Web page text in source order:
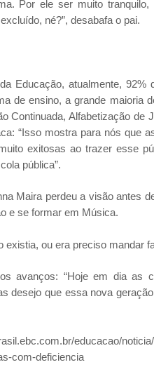
Por ele ser muito
né?”, desabafa o pai.
Educação, atualmente,
de ensino, a grande maioria
Continuada, Alfabetização
“Isso mostra para nós que
exitosas ao trazer esse
pública”.
Maira perdeu a visão antes
e se formar em Música.
existia, ou era preciso mandar
avanços: “Hoje em dia as
desejo que essa nova
educacao/
com-deficiencia